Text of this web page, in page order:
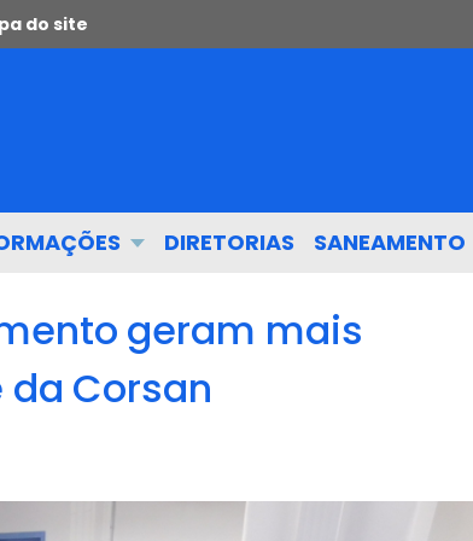
do site
DIRETORIAS SANEAMENTO
geram mais
Corsan